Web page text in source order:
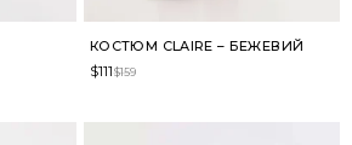
КОСТЮМ CLAIRE – БЕЖЕВИЙ
$159
$111